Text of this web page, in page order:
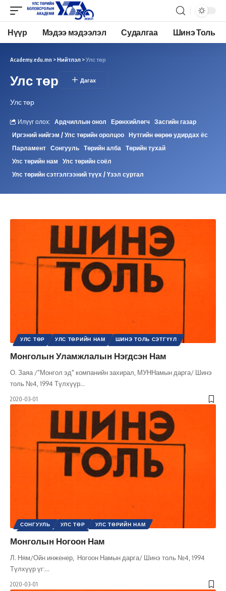
Нүүр Мэдээ мэдээлэл Судалгаа Шинэ Толь
Academy.edu.mn >Нийтлэл >Улс төр
Улс төр
Улс төр
Илүүг олох: Ардчиллын онол Ерөнхийлөгч Засгийн газар
Иргэний нийгэм / Улс төрийн оролцоо Нутгийн өөрөө удирдах ёс
Парламент Сонгууль Төрийн алба Төрийн тухай
Улс төрийн нам
Улс төрийн соёл
Улс төрийн сэтгэлгээний түүх / Үзэл суртал
УЛС ТӨР УЛС ТӨРИЙН НАМ ШИНЭ ТОЛЬ СЭТГҮҮЛ
Монголын Уламжлалын Нэгдсэн Нам
О. Заяа /"Монгол эд" компанийн захирал, МУННамын дарга/ Шинэ
толь №4, 1994 Түлхүүр…
2020-03-01
СОНГУУЛЬ УЛС ТӨР
УЛС ТӨРИЙН НАМ
Монголын Ногоон Нам
Л. Ням/Ойн инженер, Ногоон Намын дарга/ Шинэ толь №4, 1994
Түлхүүр үг:…
2020-03-01